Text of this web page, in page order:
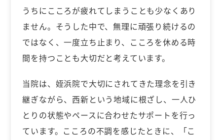
うちにこころが疲れてしまうことも少なくあり
ません。そうした中で、無理に頑張り続けるの
ではなく、一度立ち止まり、こころを休める時
間を持つことも大切だと考えています。
当院は、姪浜院で大切にされてきた理念を引き
継ぎながら、西新という地域に根ざし、一人ひ
とりの状態やペースに合わせたサポートを行っ
ています。こころの不調を感じたときに、「こ